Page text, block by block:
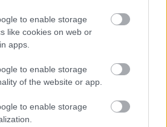
to enable storage
like cookies on web or
apps.
to enable storage
of the website or app.
to enable storage